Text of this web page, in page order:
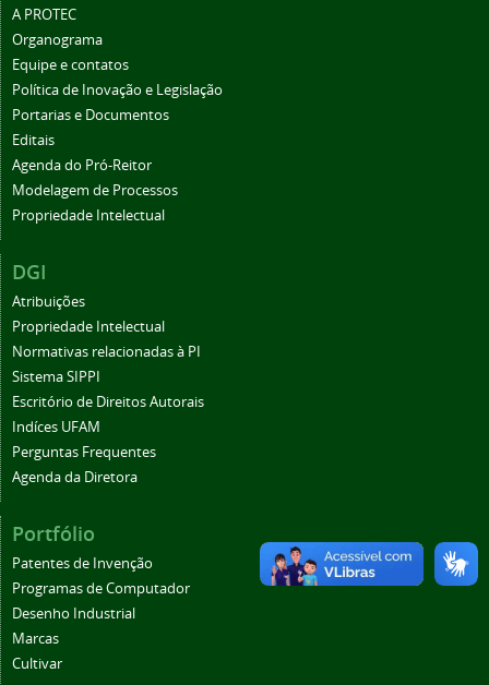
A PROTEC
Organograma
Equipe e contatos
Política de Inovação e Legislação
Portarias e Documentos
Editais
Agenda do Pró-Reitor
Modelagem de Processos
Propriedade Intelectual
DGI
Atribuições
Propriedade Intelectual
Normativas relacionadas à PI
Sistema SIPPI
Escritório de Direitos Autorais
Indíces UFAM
Perguntas Frequentes
Agenda da Diretora
Portfólio
Patentes de Invenção
Programas de Computador
Desenho Industrial
Marcas
Cultivar